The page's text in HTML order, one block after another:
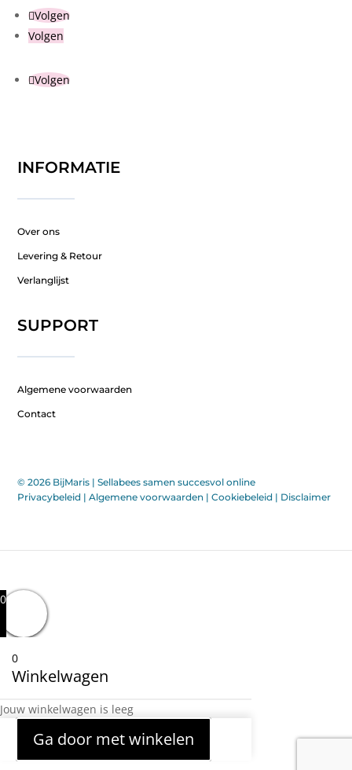
Volgen
Volgen
Volgen
INFORMATIE
Over ons
Levering & Retour
Verlanglijst
SUPPORT
Algemene voorwaarden
Contact
© 2026 BijMaris |Sellabees samen succesvol online
Privacybeleid |Algemene voorwaarden |Cookiebeleid | Disclaimer
0
0
Winkelwagen
Jouw winkelwagen is leeg
Ga door met winkelen